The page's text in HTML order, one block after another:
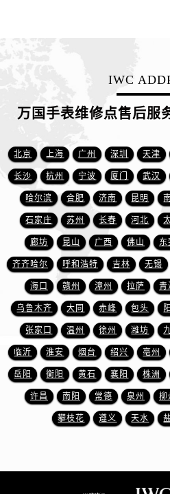
IWC
万国手表维修点售后服
北京 上海 广州 深圳 天津
长沙 杭州 宁波 厦门 武汉
哈尔滨 合肥 济南 昆明
石家庄 苏州 长春 河北
廊坊 昆山 广西 佛山 东
齐齐哈尔 呼和浩特 吉林 无锡
海口 赣州 漳州 拉萨 青
乌鲁木齐 大同 赤峰 包头
张家口 温州 徐州 潍坊
临沂 淮安 烟台 绍兴 亳州
岳阳 衡阳 黄石 襄阳 株洲
许昌 南阳 常德 泉州 柳
攀枝花 遵义 天水